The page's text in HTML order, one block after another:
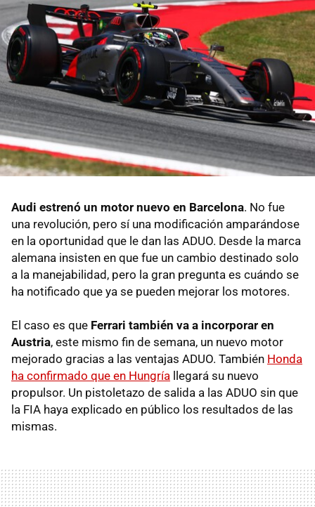
Audi estrenó un motor nuevo en Barcelona. No fue
una revolución, pero sí una modificación amparándose
en la oportunidad que le dan las ADUO. Desde la marca
alemana insisten en que fue un cambio destinado solo
a la manejabilidad, pero la gran pregunta es cuándo se
ha notificado que ya se pueden mejorar los motores.
El caso es que Ferrari también va a incorporar en
Austria, este mismo fin de semana, un nuevo motor
mejorado gracias a las ventajas ADUO. También Honda
ha confirmado que en Hungría llegará su nuevo
propulsor. Un pistoletazo de salida a las ADUO sin que
la FIA haya explicado en público los resultados de las
mismas.